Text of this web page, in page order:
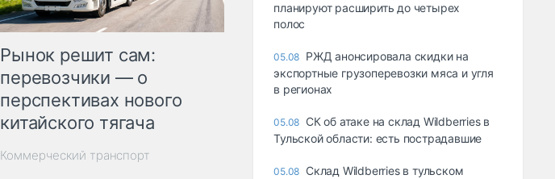
Рынок решит сам:
перевозчики — о
перспективах нового
китайского тягача
Коммерческий транспорт
планируют расширить до четырех
полос
05.08 РЖД анонсировала скидки на
экспортные грузоперевозки мяса и угля
в регионах
05.08 СК об атаке на склад Wildberries в
Тульской области: есть пострадавшие
05.08 Склад Wildberries в тульском